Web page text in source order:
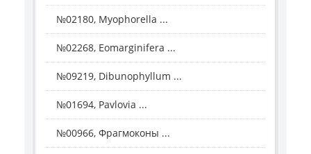
№02180, Myophorella ...
№02268, Eomarginifera ...
№09219, Dibunophyllum ...
№01694, Pavlovia ...
№00966, Фрагмоконы ...